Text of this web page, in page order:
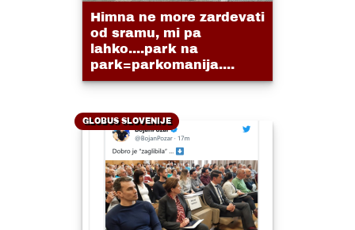
Himna ne more zardevati
od sramu, mi pa
lahko....park na
park=parkomanija....
GLOBUS SLOVENIJE